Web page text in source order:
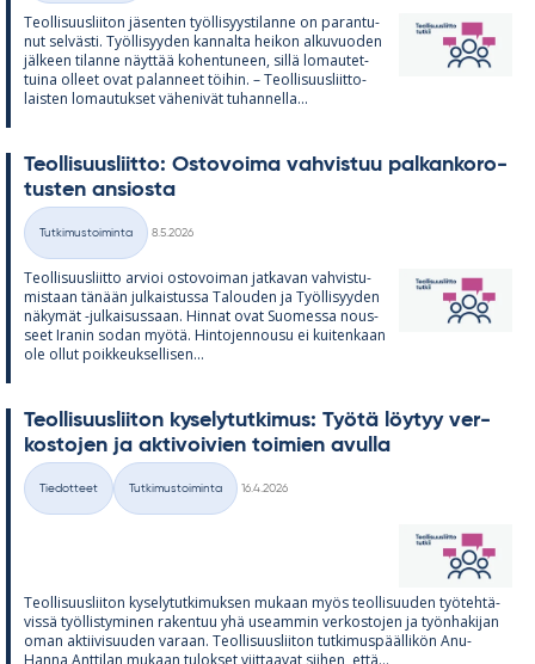
Teol­li­suus­lii­ton jä­sen­ten työl­li­syys­ti­lanne on pa­ran­tu­
nut sel­västi. Työl­li­syy­den kan­nalta hei­kon al­ku­vuo­den
jäl­keen ti­lanne näyt­tää ko­hen­tu­neen, sillä lo­mau­tet­
tuina ol­leet ovat pa­lan­neet töi­hin. – Teol­li­suus­liit­to­
lais­ten lo­mau­tuk­set vä­he­ni­vät tu­han­nella...
Teol­li­suus­liitto: Os­to­voima vah­vis­tuu pal­kan­ko­ro­
tus­ten an­siosta
Kategoriat
Tutkimustoiminta
8.5.2026
Teol­li­suus­liitto ar­vioi os­to­voi­man jat­ka­van vah­vis­tu­
mis­taan tä­nään jul­kais­tussa Ta­lou­den ja Työl­li­syy­den
nä­ky­mät -jul­kai­sus­saan. Hin­nat ovat Suo­messa nous­
seet Ira­nin so­dan myötä. Hin­to­jen­nousu ei kui­ten­kaan
ole ol­lut poik­keuk­sel­li­sen...
Teol­li­suus­lii­ton ky­se­ly­tut­ki­mus: Työtä löy­tyy ver­
kos­to­jen ja ak­ti­voi­vien toi­mien avulla
Kategoriat
Tiedotteet Tutkimustoiminta
16.4.2026
Teol­li­suus­lii­ton ky­se­ly­tut­ki­muk­sen mu­kaan myös teol­li­suu­den työ­teh­tä­
vissä työl­lis­ty­mi­nen ra­ken­tuu yhä useam­min ver­kos­to­jen ja työn­ha­ki­jan
oman ak­tii­vi­suu­den va­raan. Teol­li­suus­lii­ton tut­ki­mus­pääl­li­kön Anu-